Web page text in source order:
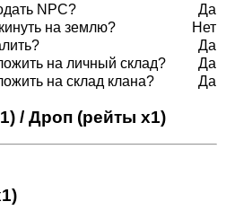
NPC?
Да
на землю?
Нет
Да
на личный склад?
Да
на склад клана?
Да
/ Дроп (рейты x1)